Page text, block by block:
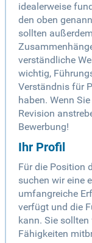
idealerweise
den oben
sollten
verständliche
wichtig,
Verständnis für
haben. Wenn
Revision
Bewerbung!
Ihr Profil
Für die Position
suchen wir eine
umfangreiche
verfügt und die
kann. Sie
Fähigkeiten